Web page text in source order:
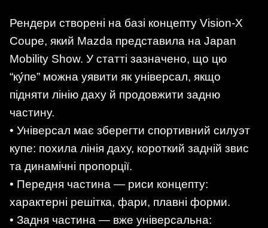
Рендери створені на базі концепту Vision-X
Coupe, який Mazda представила на Japan
Mobility Show. У статті зазначено, що цю
“ку́пе” можна уявити як універсал, якщо
підняти лінію даху й продовжити задню
частину.
• Універсал має зберегти спортивний силуэт
купе: похила лінія даху, короткий задній звис
та динамічні пропорції.
• Передня частина — риси концепту:
характерні решітка, фари, плавні форми.
• Задня частина — вже універсальна: